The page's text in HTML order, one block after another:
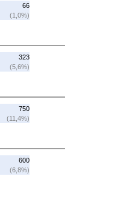
66
(1,0%)
323
(5,6%)
750
(11,4%)
600
(6,8%)